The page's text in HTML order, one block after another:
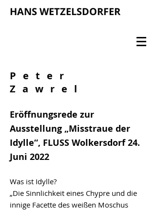
HANS WETZELSDORFER
Peter
Zawrel
Eröffnungsrede zur
Ausstellung „Misstraue der
Idylle“, FLUSS Wolkersdorf 24.
Juni 2022
Was ist Idylle?
„Die Sinnlichkeit eines Chypre und die
innige Facette des weißen Moschus